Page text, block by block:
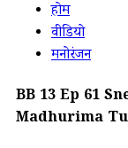
होम
वीडियो
मनोरंजन
BB 13 Ep 61
Madhurima Tuli